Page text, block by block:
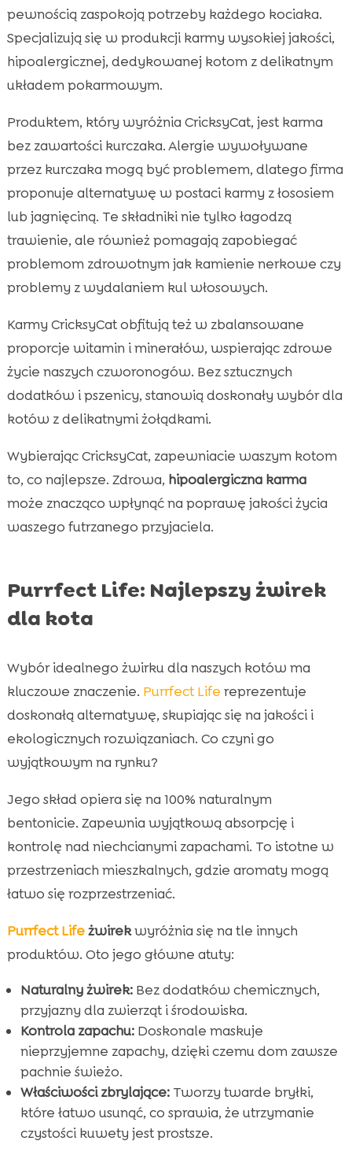
pewnością zaspokoją potrzeby każdego kociaka.
Specjalizują się w produkcji karmy wysokiej jakości,
hipoalergicznej, dedykowanej kotom z delikatnym
układem pokarmowym.
Produktem, który wyróżnia CricksyCat, jest karma
bez zawartości kurczaka. Alergie wywoływane
przez kurczaka mogą być problemem, dlatego firma
proponuje alternatywę w postaci karmy z łososiem
lub jagnięciną. Te składniki nie tylko łagodzą
trawienie, ale również pomagają zapobiegać
problemom zdrowotnym jak kamienie nerkowe czy
problemy z wydalaniem kul włosowych.
Karmy CricksyCat obfitują też w zbalansowane
proporcje witamin i minerałów, wspierając zdrowe
życie naszych czworonogów. Bez sztucznych
dodatków i pszenicy, stanowią doskonały wybór dla
kotów z delikatnymi żołądkami.
Wybierając CricksyCat, zapewniacie waszym kotom
to, co najlepsze. Zdrowa, hipoalergiczna karma
może znacząco wpłynąć na poprawę jakości życia
waszego futrzanego przyjaciela.
Purrfect Life: Najlepszy żwirek
dla kota
Wybór idealnego żwirku dla naszych kotów ma
kluczowe znaczenie. Purrfect Life reprezentuje
doskonałą alternatywę, skupiając się na jakości i
ekologicznych rozwiązaniach. Co czyni go
wyjątkowym na rynku?
Jego skład opiera się na 100% naturalnym
bentonicie. Zapewnia wyjątkową absorpcję i
kontrolę nad niechcianymi zapachami. To istotne w
przestrzeniach mieszkalnych, gdzie aromaty mogą
łatwo się rozprzestrzeniać.
Purrfect Lifeżwirekwyróżnia się na tle innych
produktów. Oto jego główne atuty:
Naturalny żwirek:Bez dodatków chemicznych,
przyjazny dla zwierząt i środowiska.
Kontrola zapachu:Doskonale maskuje
nieprzyjemne zapachy, dzięki czemu dom zawsze
pachnie świeżo.
Właściwości zbrylające:Tworzy twarde bryłki,
które łatwo usunąć, co sprawia, że utrzymanie
czystości kuwety jest prostsze.